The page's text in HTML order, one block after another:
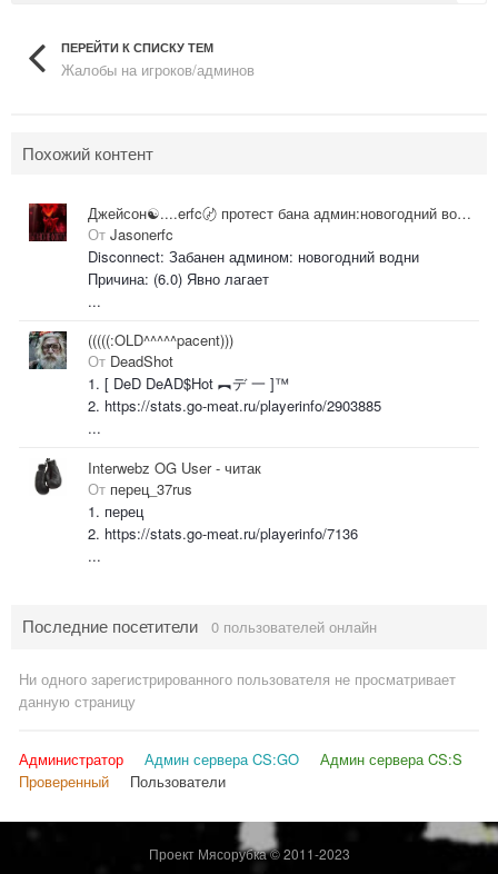
ПЕРЕЙТИ К СПИСКУ ТЕМ
Жалобы на игроков/админов
Похожий контент
Джейсон☯....erfc〄 протест бана админ:новогодний водни
От Jasonerfc
Disconnect: Забанен админом: новогодний водни
Причина: (6.0) Явно лагает
...
(((((:OLD^^^^^pacent)))
От DeadShot
1. [ DeD DeAD$Hot ︻デ 一 ]™
2. https://stats.go-meat.ru/playerinfo/2903885
...
Interwebz OG User - читак
От перец_37rus
1. перец
2. https://stats.go-meat.ru/playerinfo/7136
...
Последние посетители 0 пользователей онлайн
Ни одного зарегистрированного пользователя не просматривает
данную страницу
Администратор Админ сервера CS:GO
Админ сервера CS:S
Проверенный
Пользователи
Проект Мясорубка © 2011-2023